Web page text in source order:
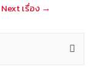
Next เรื่อง →